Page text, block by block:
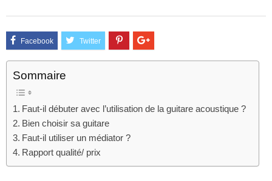
Sommaire
Faut-il débuter avec l’utilisation de la guitare acoustique ?
Bien choisir sa guitare
Faut-il utiliser un médiator ?
Rapport qualité/ prix